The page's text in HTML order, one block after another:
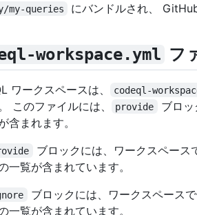
my-queries
にバンドルされ、
workspace.yml フ
ワークスペースは、 codeql-
このファイルには、
provide ブロ
含まれます。
ブロックには、ワークスペー
一覧が含まれています。
ブロックには、ワークスペース
一覧が含まれています。